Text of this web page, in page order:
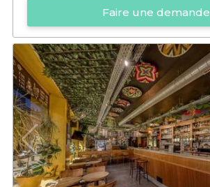
Faire une demande